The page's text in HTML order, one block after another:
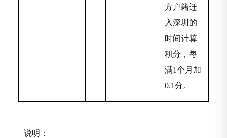
方户籍迁
入深圳的
时间计算
积分，每
满1个月加
0.1分。
说明：